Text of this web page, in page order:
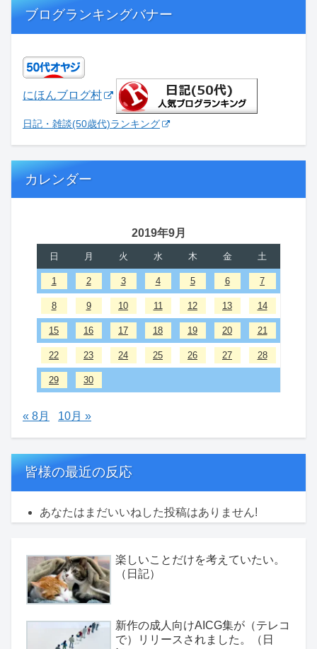
ブログランキングバナー
にほんブログ村
日記・雑談(50歳代)ランキング
カレンダー
2019年9月
日 月 火 水 木 金 土
1 2 3 4 5 6 7
8 9 10 11 12 13 14
15 16 17 18 19 20 21
22 23 24 25 26 27 28
29 30
« 8月 10月 »
皆様の最近の反応
あなたはまだいいねした投稿はありません!
楽しいことだけを考えていたい。
（日記）
新作の成人向けAICG集が（テレコ
で）リリースされました。（日